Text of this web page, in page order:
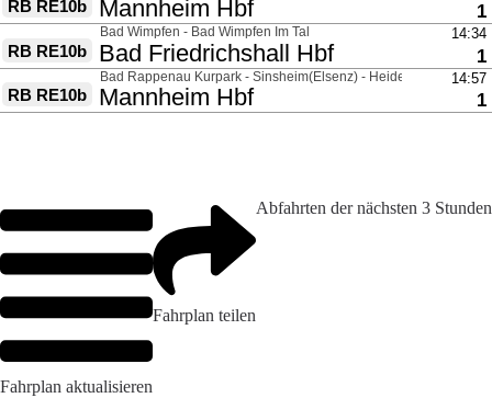
Fahrplan aktualisieren
Fahrplan teilen
Abfahrten der nächsten 3 Stunden